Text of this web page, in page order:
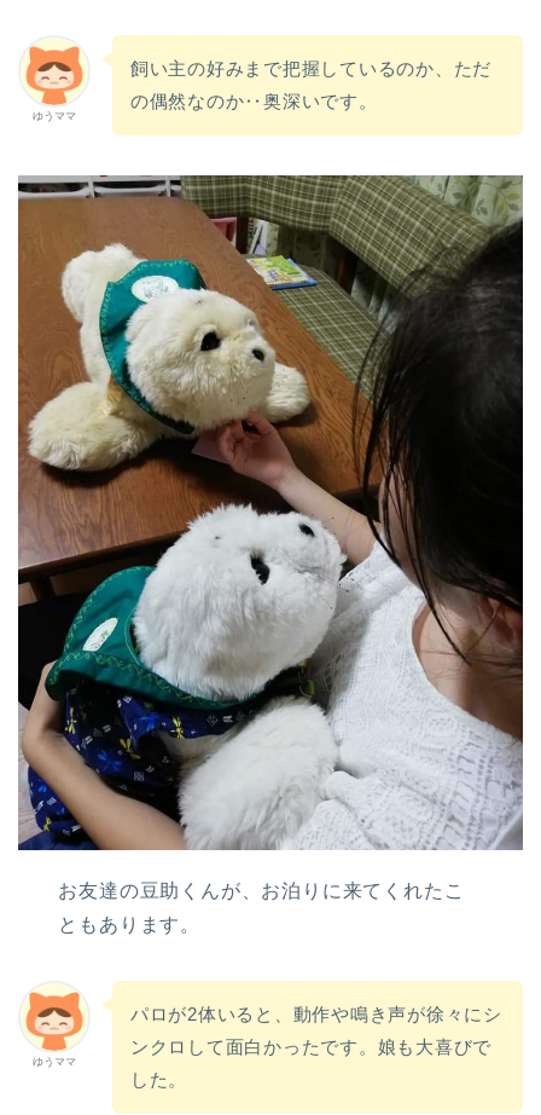
ゆうママ
飼い主の好みまで把握しているのか、ただ
の偶然なのか‥奥深いです。
お友達の豆助くんが、お泊りに来てくれたこ
ともあります。
ゆうママ
パロが2体いると、動作や鳴き声が徐々にシ
ンクロして面白かったです。娘も大喜びで
した。